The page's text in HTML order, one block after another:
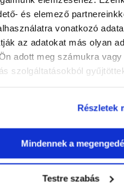
és elemező
vonatkozó
az adatokat más olyan
adott meg számukra
szolgáltatásokból
Részletek
Mindennek a
Testre szabás
értékelési szabályzat?
ezt a terméket. A csillagok által
átlaga. A felülvizsgálat
értékeléseket is